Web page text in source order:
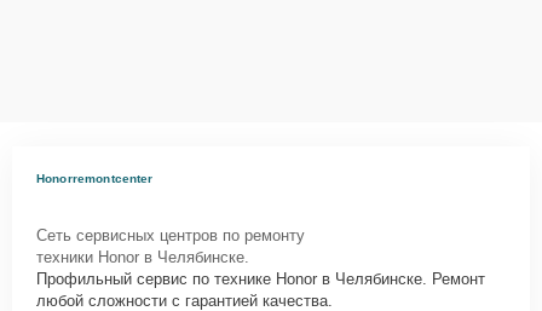
Honorremontcenter
Сеть сервисных центров по ремонту
техники Honor в Челябинске.
Профильный сервис по технике Honor в Челябинске. Ремонт
любой сложности с гарантией качества.